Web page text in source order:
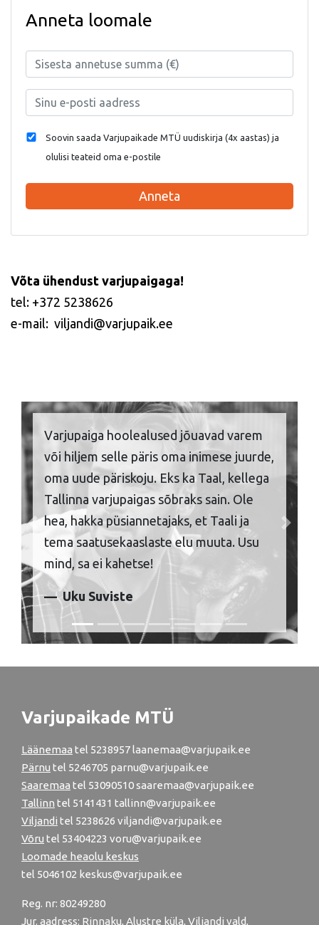
Anneta loomale
Soovin saada Varjupaikade MTÜ uudiskirja (4x aastas) ja
olulisi teateid oma e-postile
Anneta
Võta ühendust varjupaigaga!
tel: +372 5238626
e-mail: viljandi@varjupaik.ee
Varjupaiga hoolealused jõuavad varem
või hiljem selle päris oma inimese juurde,
oma uude päriskoju. Eks ka Taal, kellega
Tallinna varjupaigas sõbraks sain. Ole
hea, hakka püsiannetajaks, et Taali ja
tema saatusekaaslaste elu muuta. Usu
mind, sa ei kahetse!
Uku Suviste
Previous Next
Varjupaikade MTÜ
Läänemaa tel 5238957 laanemaa@varjupaik.ee
Pärnu tel 5246705 parnu@varjupaik.ee
Saaremaa tel 53090510 saaremaa@varjupaik.ee
Tallinn tel 5141431 tallinn@varjupaik.ee
Viljandi tel 5238626 viljandi@varjupaik.ee
Võru tel 53404223 voru@varjupaik.ee
Loomade heaolu keskus
tel 5046102 keskus@varjupaik.ee
Reg. nr: 80249280
Jur. aadress: Rinnaku, Alustre küla, Viljandi vald,